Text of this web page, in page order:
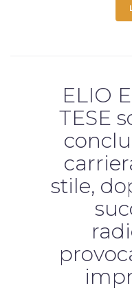
ELIO
TESE
stile,